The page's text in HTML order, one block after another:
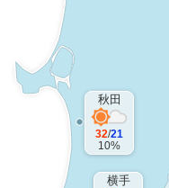
秋田
32/21
10%
横手